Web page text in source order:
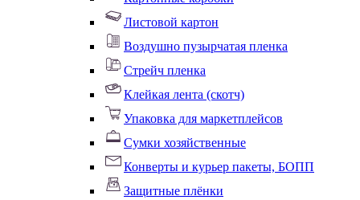
Листовой картон
Воздушно пузырчатая пленка
Стрейч пленка
Клейкая лента (скотч)
Упаковка для маркетплейсов
Сумки хозяйственные
Конверты и курьер пакеты, БОПП
Защитные плёнки